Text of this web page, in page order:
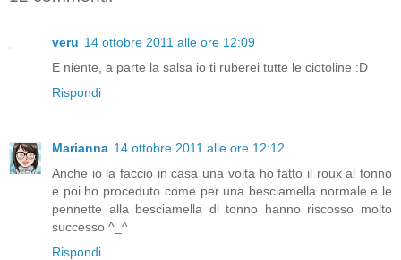
veru 14 ottobre 2011 alle ore 12:09
E niente, a parte la salsa io ti ruberei tutte le ciotoline :D
Rispondi
Marianna 14 ottobre 2011 alle ore 12:12
Anche io la faccio in casa una volta ho fatto il roux al tonno
e poi ho proceduto come per una besciamella normale e le
pennette alla besciamella di tonno hanno riscosso molto
successo ^_^
Rispondi